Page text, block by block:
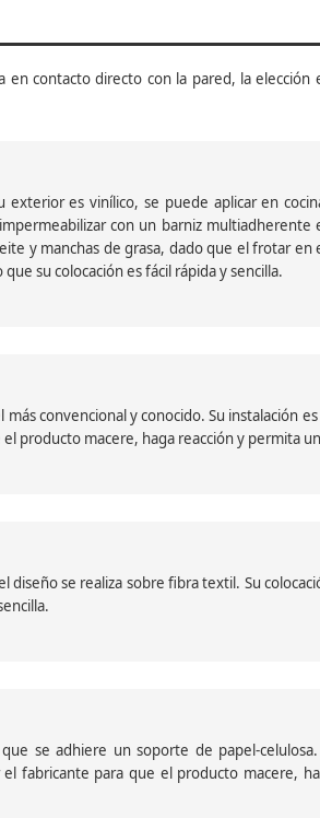
contacto directo con la pared, la elección
es vinílico, se puede aplicar en
con un barniz multiadherente
y manchas de grasa, dado que el frotar en
su colocación es fácil rápida y sencilla.
convencional y conocido. Su instalación
producto macere, haga reacción y permita
se realiza sobre fibra textil. Su
se adhiere un soporte de papel-
fabricante para que el producto macere,